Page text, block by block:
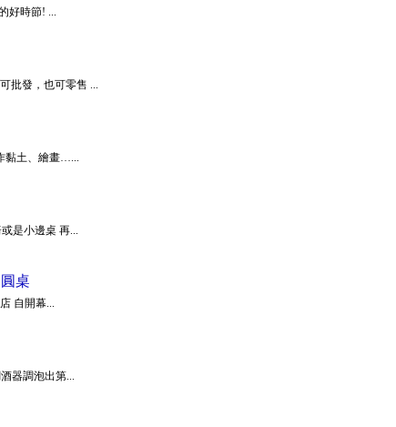
好時節! ...
批發，也可零售 ...
黏土、繪畫…...
是小邊桌 再...
桌
自開幕...
器調泡出第...